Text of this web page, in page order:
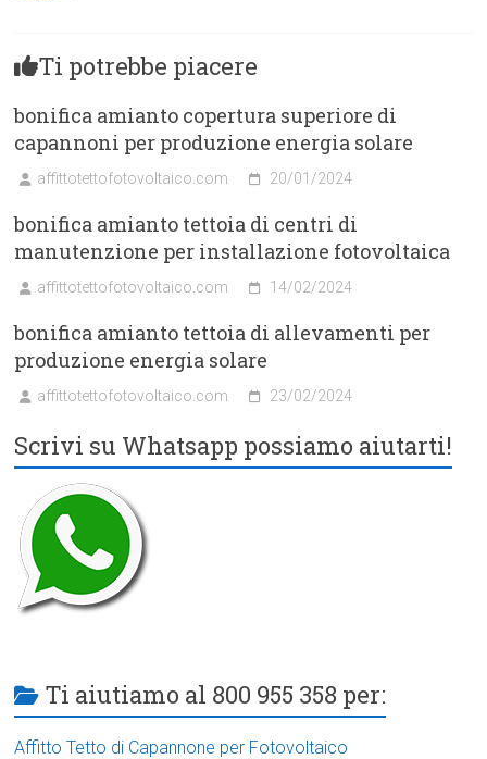
Ti potrebbe piacere
bonifica amianto copertura superiore di
capannoni per produzione energia solare
affittotettofotovoltaico.com 20/01/2024
bonifica amianto tettoia di centri di
manutenzione per installazione fotovoltaica
affittotettofotovoltaico.com 14/02/2024
bonifica amianto tettoia di allevamenti per
produzione energia solare
affittotettofotovoltaico.com 23/02/2024
Scrivi su Whatsapp possiamo aiutarti!
Ti aiutiamo al 800 955 358 per:
Affitto Tetto di Capannone per Fotovoltaico